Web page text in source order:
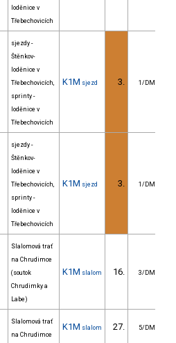
loděnice v
Třebechovicích
sjezdy -
Štěnkov-
loděnice v
Třebechovicích,
sprinty -
loděnice v
Třebechovicích
K1M sjezd 3. 1/DM
sjezdy -
Štěnkov-
loděnice v
Třebechovicích,
sprinty -
loděnice v
Třebechovicích
K1M sjezd 3. 1/DM
Slalomová trať
na Chrudimce
(soutok
Chrudimky a
Labe)
K1M slalom 16. 3/DM
Slalomová trať
na Chrudimce
K1M slalom 27. 5/DM